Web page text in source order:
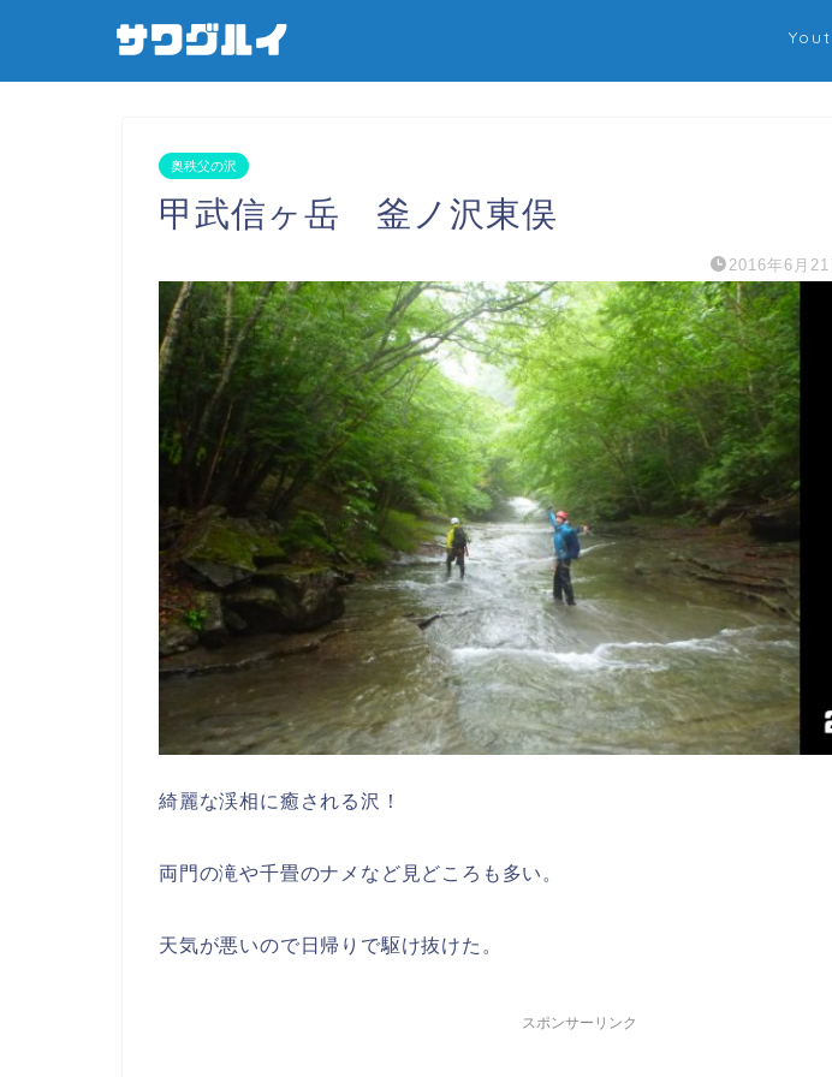
奥秩父の沢
甲武信ヶ岳 釜ノ沢東俣
2016年6月21
綺麗な渓相に癒される沢！
両門の滝や千畳のナメなど見どころも多い。
天気が悪いので日帰りで駆け抜けた。
スポンサーリンク